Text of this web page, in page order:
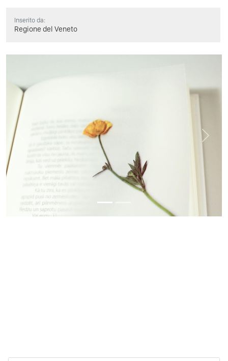
Inserito da:
Regione del Veneto
Next